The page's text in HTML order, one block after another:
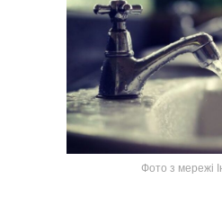
Фото з мережі